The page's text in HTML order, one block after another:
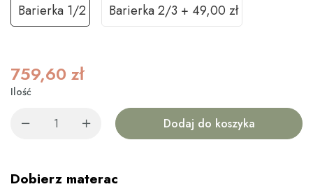
Barierka 1/2 Barierka 2/3 + 49,00 zł
759,60 zł
Ilość
Dodaj do koszyka
Dobierz materac